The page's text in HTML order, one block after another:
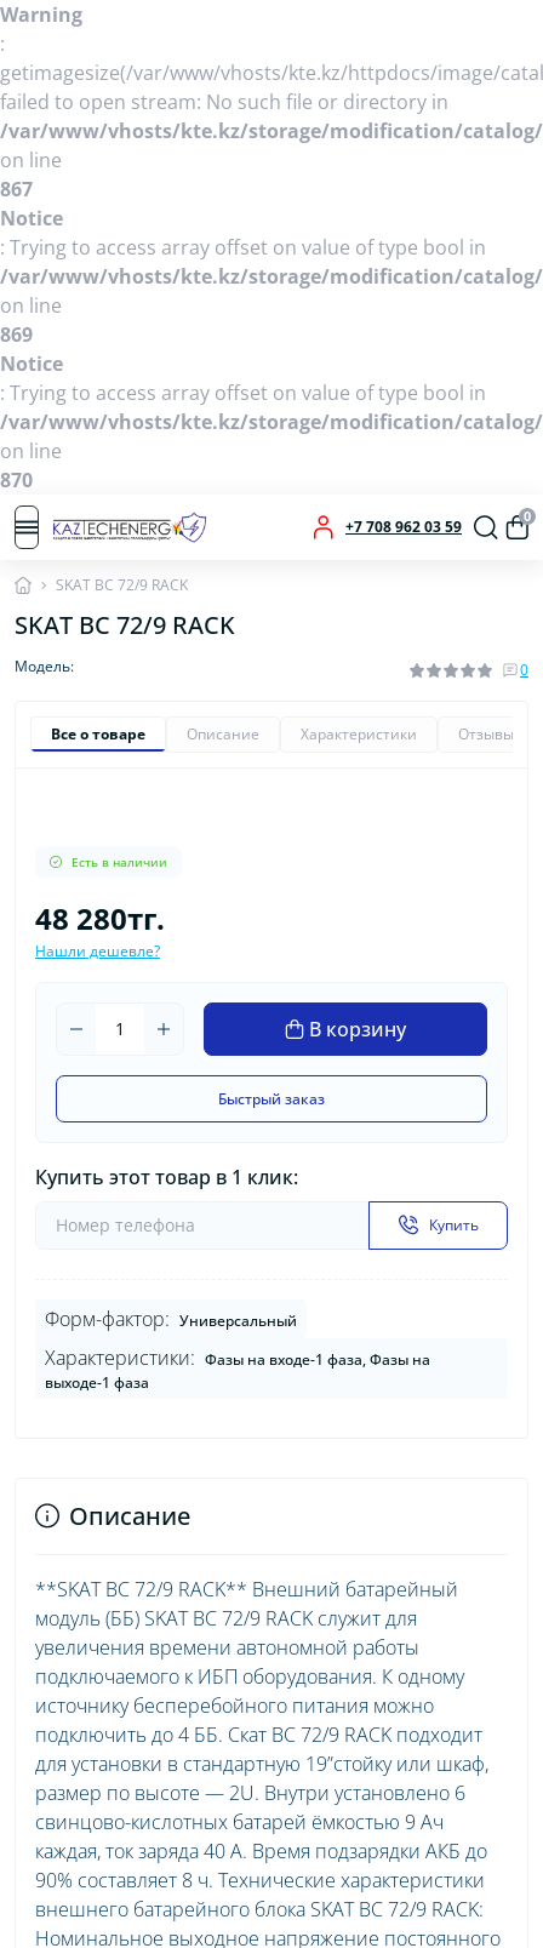
Warning
:
getimagesize(/var/www/vhosts/kte.kz/httpdocs/image/
failed to open stream: No such file or directory in
/var/www/vhosts/kte.kz/storage/modification/
on line
867
Notice
: Trying to access array offset on value of type bool in
/var/www/vhosts/kte.kz/storage/modification/
on line
869
Notice
: Trying to access array offset on value of type bool in
/var/www/vhosts/kte.kz/storage/modification/
on line
870
+7 708 962 03 59
0
SKAT BC 72/9 RACK
SKAT BC 72/9 RACK
Модель: 0
Все о товаре Описание Характеристики Отзывы
Есть в наличии
48 280тг.
Нашли дешевле?
В корзину
Быстрый заказ
Купить этот товар в 1 клик:
Купить
Форм-фактор: Универсальный
Характеристики: Фазы на входе-1 фаза, Фазы на
выходе-1 фаза
Описание
**SKAT BC 72/9 RACK** Внешний батарейный
модуль (ББ) SKAT BC 72/9 RACK служит для
увеличения времени автономной работы
подключаемого к ИБП оборудования. К одному
источнику бесперебойного питания можно
подключить до 4 ББ. Скат BC 72/9 RACK подходит
для установки в стандартную 19”стойку или шкаф,
размер по высоте — 2U. Внутри установлено 6
свинцово-кислотных батарей ёмкостью 9 Ач
каждая, ток заряда 40 А. Время подзарядки АКБ до
90% составляет 8 ч. Технические характеристики
внешнего батарейного блока SKAT BC 72/9 RACK:
Номинальное выходное напряжение постоянного